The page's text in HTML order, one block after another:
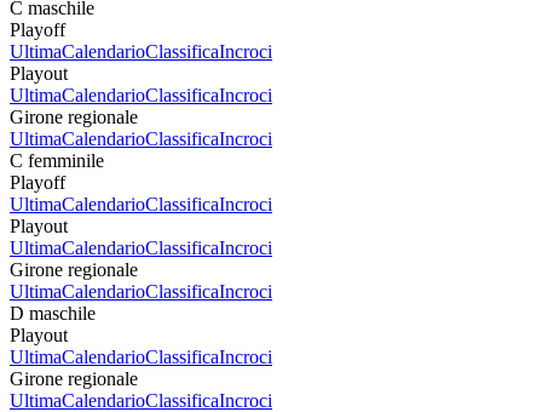
C maschile
Playoff
UltimaCalendarioClassificaIncroci
Playout
UltimaCalendarioClassificaIncroci
Girone regionale
UltimaCalendarioClassificaIncroci
C femminile
Playoff
UltimaCalendarioClassificaIncroci
Playout
UltimaCalendarioClassificaIncroci
Girone regionale
UltimaCalendarioClassificaIncroci
D maschile
Playout
UltimaCalendarioClassificaIncroci
Girone regionale
UltimaCalendarioClassificaIncroci